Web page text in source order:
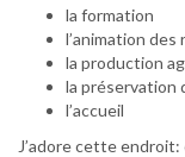
la formation
l’animation des
la production
la préservation
l’accueil
J’adore cette